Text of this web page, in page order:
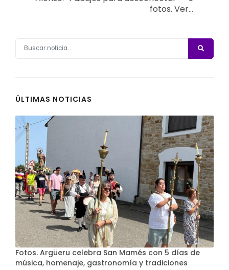
fotos. Ver…
ÚLTIMAS NOTICIAS
Fotos. Argüeru celebra San Mamés con 5 días de
música, homenaje, gastronomía y tradiciones